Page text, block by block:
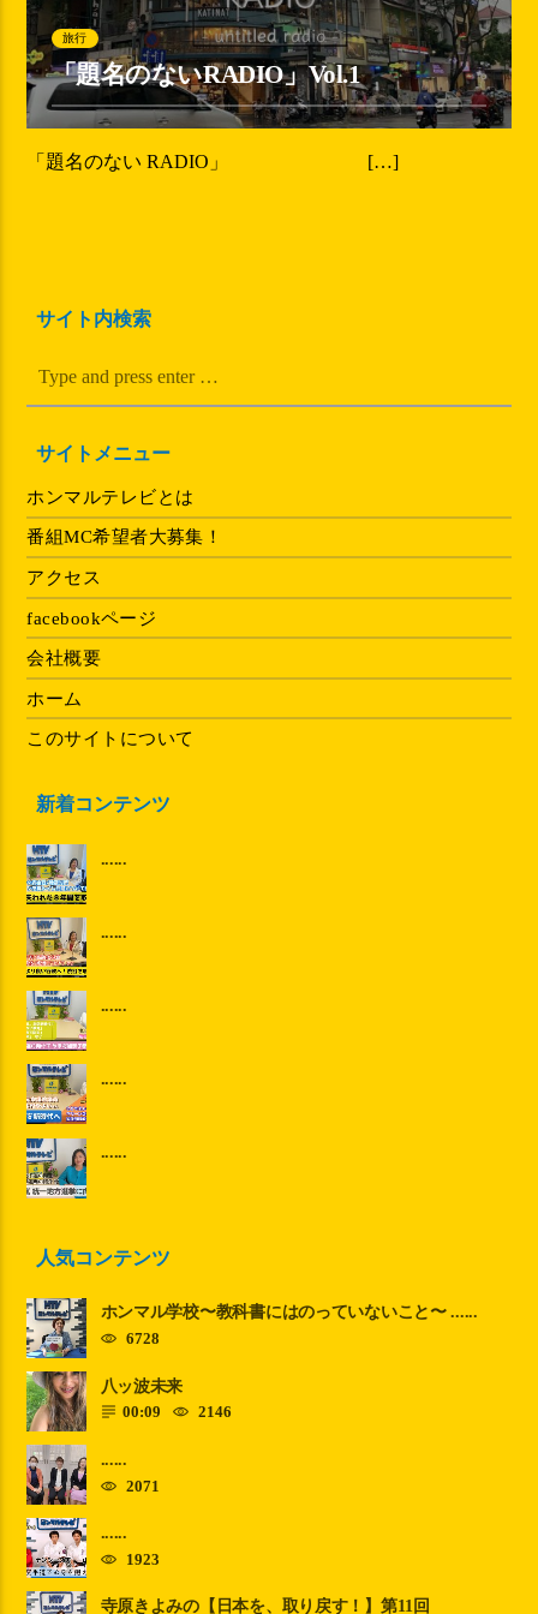
旅行
「題名のないRADIO」Vol.1
「題名のない RADIO」 […]
サイト内検索
サイトメニュー
ホンマルテレビとは
番組MC希望者大募集！
アクセス
facebookページ
会社概要
ホーム
このサイトについて
新着コンテンツ
......
......
......
......
......
人気コンテンツ
ホンマル学校〜教科書にはのっていないこと〜 ......
6728
八ッ波未来
00:09
2146
......
2071
......
1923
寺原きよみの【日本を、取り戻す！】第11回